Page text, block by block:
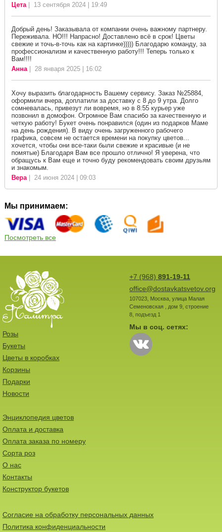
Цета| 13 сентября 2024 | 19:49
Добрый день! Заказывала от компании очень важному партнеру.
Переживала. НО!!! Напрасно! Доставлено всё в срок! Цветы
свежие и точь-в-точь как на картинке))))) Благодарю команду, за
профессионализм и качественную работу!!! Теперь только к
Вам!!!!
Анна| 28 января 2025 | 16:02
Хочу выразить благодарность Вашему сервису. Заказ №25884,
оформили вчера, доплатили за доставку с 8 до 9 утра. Долго
сомневалась, привезут ли вовремя, но в 8:55 курьер уже
позвонил в домофон. Огромное Вам спасибо за качественную и
четкую работу! Букет очень понравился (один из подарков Маме
на день рождения). В виду очень загруженного рабочего
графика, совсем не остается времени на покупку цветов...
хочется, чтобы они все-таки были свежие и красивые (и не
помятые) Благодаря Вам все прошло отлично! Я уверена, что
обращусь к Вам еще и точно буду рекомендовать своим друзьям
и знакомым.
Вера| 24 июня 2024 | 09:03
Мы принимаем:
Посмотреть все
+7 (968) 891-19-11
office@dostavkatsvetov.org
107023, Москва, улица Малая
Семеновская , дом 9, строение
8, подъезд 1
Мы в соц. сетях:
Розы
Букеты
Цветы в коробках
Корзины
Подарки
Новости
Энциклопедия цветов
Оплата и доставка
Оплата заказа по номеру
Сорта роз
О нас
Контакты
Конструктор букетов
Согласие на обработку персональных данных
Политика конфиденциальности